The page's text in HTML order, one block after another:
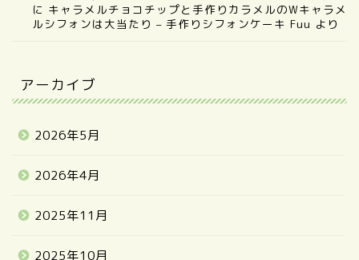
に キャラメルチョコチップと手作りカラメルのWキャラメ
ルシフォンは大当たり – 手作りシフォンケーキ Fuu より
アーカイブ
2026年5月
2026年4月
2025年11月
2025年10月